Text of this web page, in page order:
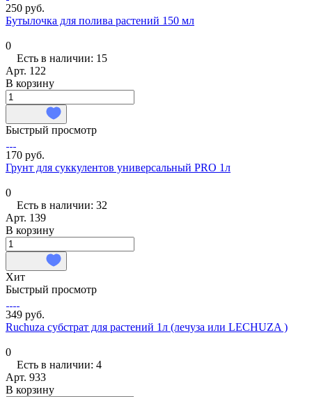
250 руб.
Бутылочка для полива растений 150 мл
0
Есть в наличии: 15
Арт. 122
В корзину
Быстрый просмотр
170 руб.
Грунт для суккулентов универсальный PRO 1л
0
Есть в наличии: 32
Арт. 139
В корзину
Хит
Быстрый просмотр
349 руб.
Ruchuza субстрат для растений 1л (лечуза или LECHUZA )
0
Есть в наличии: 4
Арт. 933
В корзину